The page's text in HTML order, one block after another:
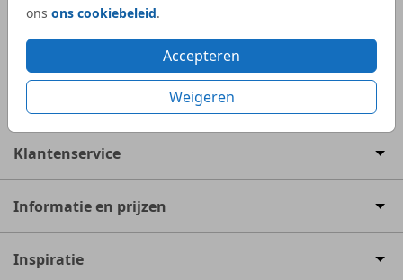
ons ons cookiebeleid.
Accepteren
Weigeren536 reviews
Klantenservice
Informatie en prijzen
Inspiratie